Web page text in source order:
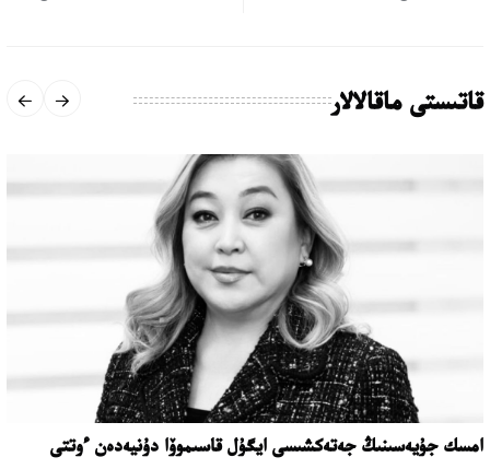
قاتىستى ماقالالار
امسك جۇيەسىنىڭ جەتەكشىسى ايگۇل قاسىموۆا دۇنيەدەن ءوتتى